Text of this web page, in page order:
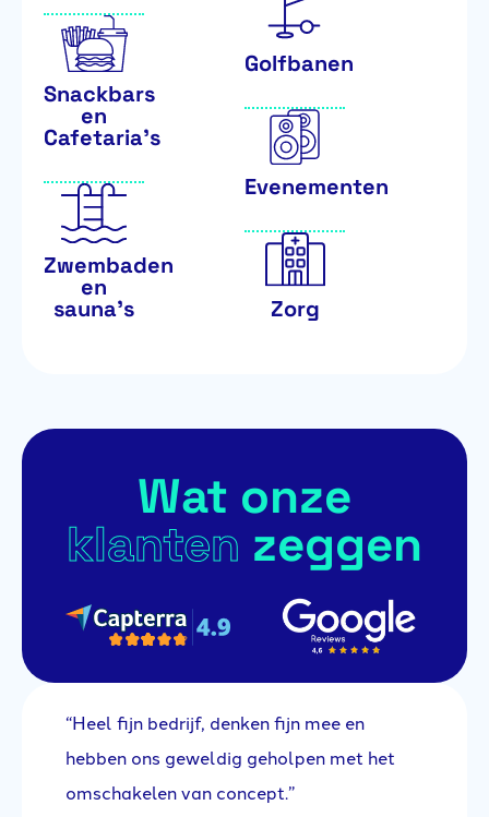
Snackbars
en
Cafetaria’s
Zwembaden
en
sauna’s
Golfbanen
Evenementen
Zorg
Wat onze
klanten zeggen
“Heel fijn bedrijf, denken fijn mee en
hebben ons geweldig geholpen met het
omschakelen van concept.”